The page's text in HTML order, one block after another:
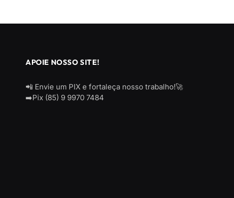
APOIE NOSSO SITE!
📲 Envie um PIX e fortaleça nosso trabalho!🚀
➡️Pix (85) 9 9970 7484